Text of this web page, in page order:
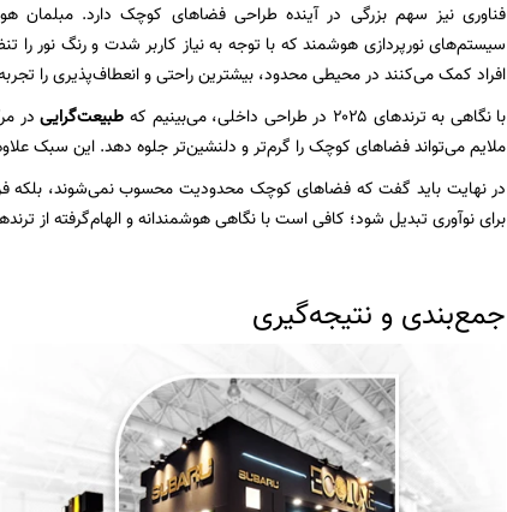
فناوری نیز سهم بزرگی در آینده طراحی فضاهای کوچک دارد. مبلمان
سیستم‌های نورپردازی هوشمند که با توجه به نیاز کاربر شدت و رنگ نور را
افراد کمک می‌کنند در محیطی محدود، بیشترین راحتی و انعطاف‌پذیری را
با نگاهی به ترندهای ۲۰۲۵ در طراحی داخلی، می‌بینیم که
طبیعت‌گراییدر
ملایم می‌تواند فضاهای کوچک را گرم‌تر و دلنشین‌تر جلوه دهد. این سبک
در نهایت باید گفت که فضاهای کوچک محدودیت محسوب نمی‌شوند، بلکه
برای نوآوری تبدیل شود؛ کافی است با نگاهی هوشمندانه و الهام‌گرفته از
جمع‌بندی و نتیجه‌گیری